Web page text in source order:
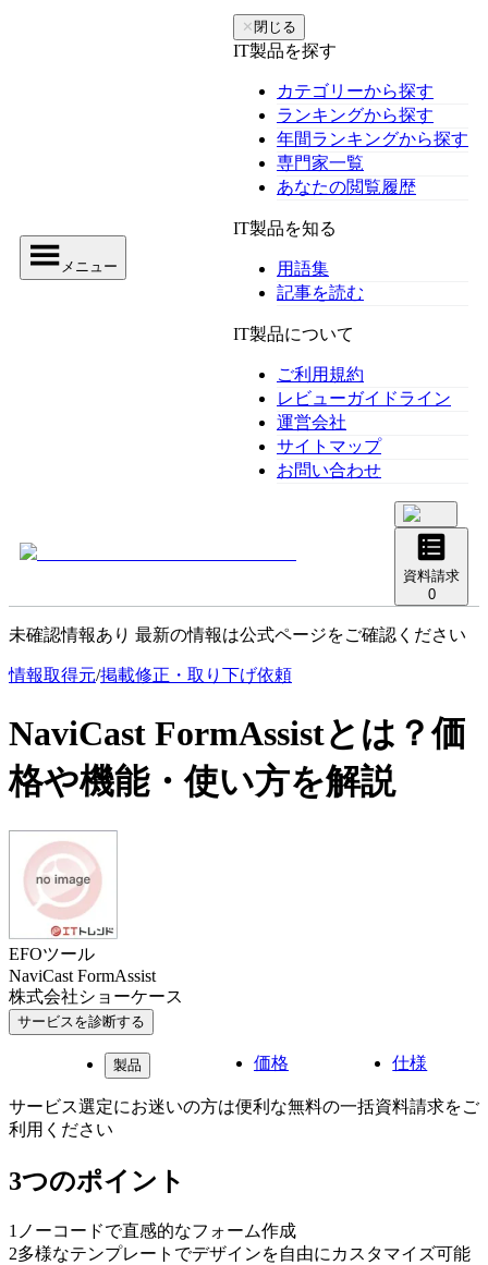
メニュー
✕ 閉じる
IT製品を探す
カテゴリーから探す
ランキングから探す
年間ランキングから探す
専門家一覧
あなたの閲覧履歴
IT製品を知る
用語集
記事を読む
IT製品について
ご利用規約
レビューガイドライン
運営会社
サイトマップ
お問い合わせ
資料請求
0
未確認情報あり 最新の情報は公式ページをご確認ください
情報取得元/掲載修正・取り下げ依頼
NaviCast FormAssistとは？価
格や機能・使い方を解説
EFOツール
NaviCast FormAssist
株式会社ショーケース
サービスを診断する
製品 価格 仕様
サービス選定にお迷いの方は便利な無料の一括資料請求をご
利用ください
3つのポイント
1 ノーコードで直感的なフォーム作成
2多様なテンプレートでデザインを自由にカスタマイズ可能